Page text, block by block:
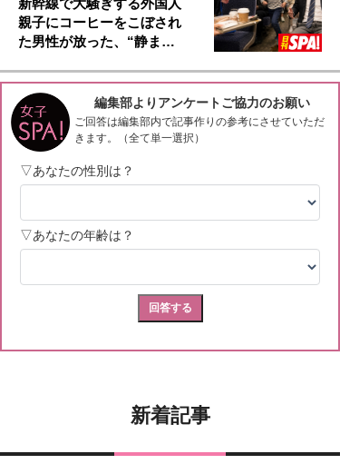
新幹線で大騒ぎする外国人
親子にコーヒーをこぼされ
た男性が放った、“静ま…
新着記事